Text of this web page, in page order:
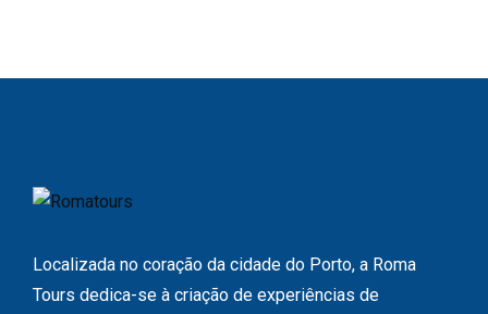
Localizada no coração da cidade do Porto, a Roma
Tours dedica-se à criação de experiências de